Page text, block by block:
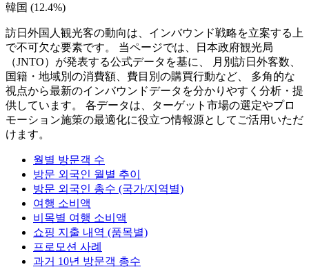
韓国 (12.4%)
訪日外国人観光客の動向は、インバウンド戦略を立案する上
で不可欠な要素です。 当ページでは、日本政府観光局
（JNTO）が発表する公式データを基に、 月別訪日外客数、
国籍・地域別の消費額、費目別の購買行動など、 多角的な
視点から最新のインバウンドデータを分かりやすく分析・提
供しています。 各データは、ターゲット市場の選定やプロ
モーション施策の最適化に役立つ情報源としてご活用いただ
けます。
월별 방문객 수
방문 외국인 월별 추이
방문 외국인 총수 (국가/지역별)
여행 소비액
비목별 여행 소비액
쇼핑 지출 내역 (품목별)
프로모션 사례
과거 10년 방문객 총수